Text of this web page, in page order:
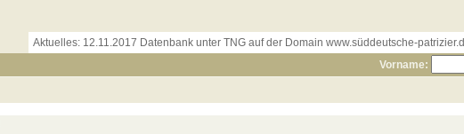
Aktuelles: 12.11.2017 Datenbank unter TNG auf der Domain www.süddeutsche-
Vorname: